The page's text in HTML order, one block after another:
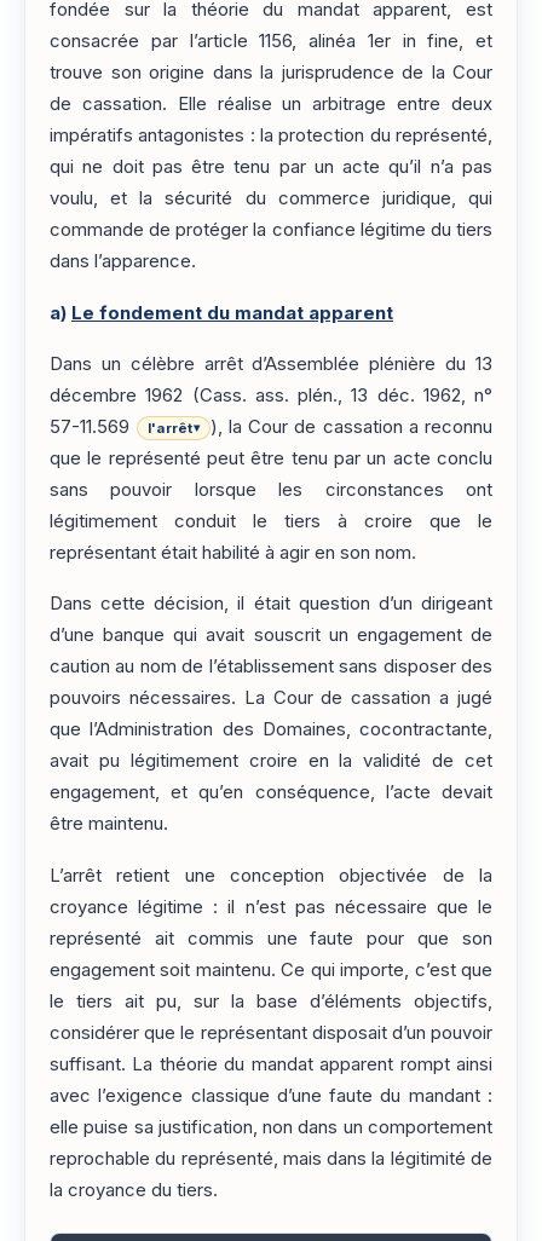
fondée sur la théorie du mandat apparent, est
consacrée par l’article 1156, alinéa 1er in fine, et
trouve son origine dans la jurisprudence de la Cour
de cassation. Elle réalise un arbitrage entre deux
impératifs antagonistes : la protection du représenté,
qui ne doit pas être tenu par un acte qu’il n’a pas
voulu, et la sécurité du commerce juridique, qui
commande de protéger la confiance légitime du tiers
dans l’apparence.
a) Le fondement du mandat apparent
Dans un célèbre arrêt d’Assemblée plénière du 13
décembre 1962 (Cass. ass. plén., 13 déc. 1962, n°
57-11.569
l'arrêt▾
), la Cour de cassation a reconnu
que le représenté peut être tenu par un acte conclu
sans pouvoir lorsque les circonstances ont
légitimement conduit le tiers à croire que le
représentant était habilité à agir en son nom.
Dans cette décision, il était question d’un dirigeant
d’une banque qui avait souscrit un engagement de
caution au nom de l’établissement sans disposer des
pouvoirs nécessaires. La Cour de cassation a jugé
que l’Administration des Domaines, cocontractante,
avait pu légitimement croire en la validité de cet
engagement, et qu’en conséquence, l’acte devait
être maintenu.
L’arrêt retient une conception objectivée de la
croyance légitime : il n’est pas nécessaire que le
représenté ait commis une faute pour que son
engagement soit maintenu. Ce qui importe, c’est que
le tiers ait pu, sur la base d’éléments objectifs,
considérer que le représentant disposait d’un pouvoir
suffisant. La théorie du mandat apparent rompt ainsi
avec l’exigence classique d’une faute du mandant :
elle puise sa justification, non dans un comportement
reprochable du représenté, mais dans la légitimité de
la croyance du tiers.